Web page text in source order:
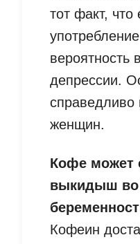
тот факт,
вероятность
депрессии.
справедливо
женщин.
Кофе может
выкидыш во
Кофеин